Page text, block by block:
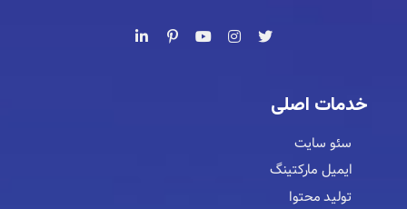
خدمات اصلی
سئو سایت
ایمیل مارکتینگ
تولید محتوا